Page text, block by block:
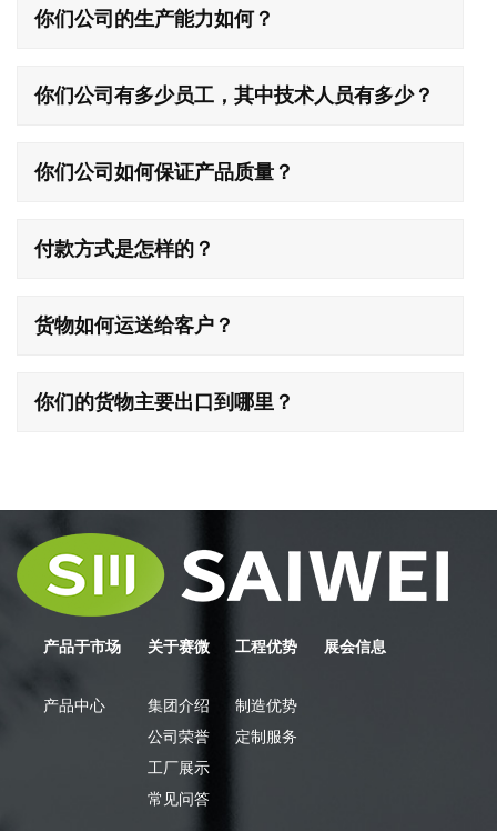
你们公司的生产能力如何？
你们公司有多少员工，其中技术人员有多少？
你们公司如何保证产品质量？
付款方式是怎样的？
货物如何运送给客户？
你们的货物主要出口到哪里？
产品于市场
产品中心
关于赛微
集团介绍
公司荣誉
工厂展示
常见问答
工程优势
制造优势
定制服务
展会信息